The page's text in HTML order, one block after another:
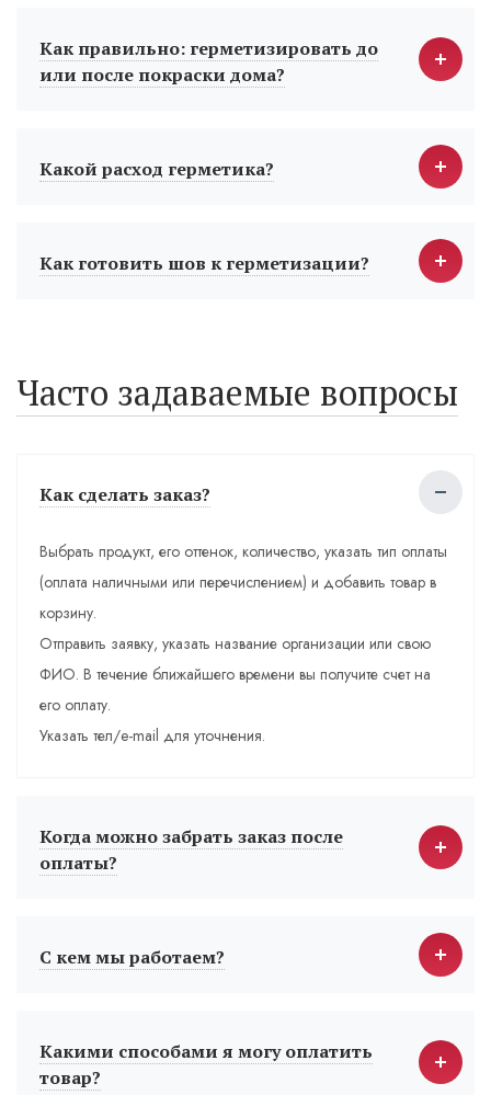
Как правильно: герметизировать до
или после покраски дома?
Какой расход герметика?
Как готовить шов к герметизации?
Часто задаваемые вопросы
Как сделать заказ?
Выбрать продукт, его оттенок, количество, указать тип оплаты
(оплата наличными или перечислением) и добавить товар в
корзину.
Отправить заявку, указать название организации или свою
ФИО. В течение ближайшего времени вы получите счет на
его оплату.
Указать тел/e-mail для уточнения.
Когда можно забрать заказ после
оплаты?
С кем мы работаем?
Какими способами я могу оплатить
товар?